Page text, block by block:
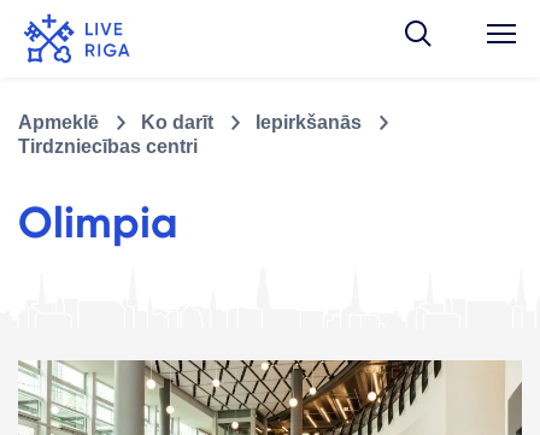
Apmeklē Ko darīt
Iepirkšanās
Tirdzniecības centri
Olimpia